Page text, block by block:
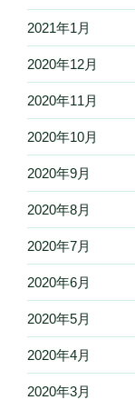
2021年1月
2020年12月
2020年11月
2020年10月
2020年9月
2020年8月
2020年7月
2020年6月
2020年5月
2020年4月
2020年3月